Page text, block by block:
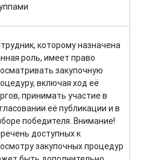
которому назначена
роль, имеет право
закупочную
включая ход её
принимать участие в
её публикации и в
победителя. Внимание!
доступных к
закупочных процедур